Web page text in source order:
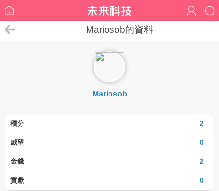
Mariosob的資料
Mariosob
2
積分
0
威望
2
金錢
0
貢獻